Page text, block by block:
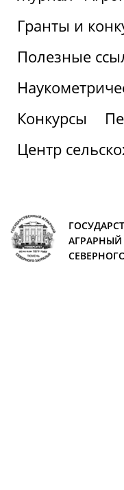
Гранты и
Полезные
Конкурсы
Центр
АГРАРНЫЙ